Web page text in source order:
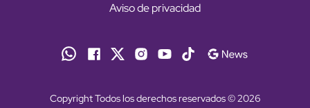
Aviso de privacidad
Copyright Todos los derechos reservados © 2026